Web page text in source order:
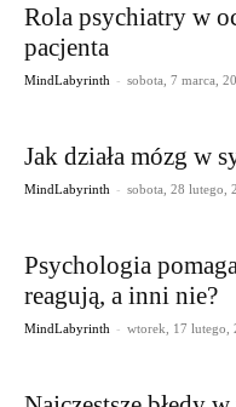
Rola psychiatry w
pacjenta
MindLabyrinth - sobota, 7 marca,
Jak działa mózg w
MindLabyrinth - sobota, 28 lutego,
Psychologia
reagują, a inni nie?
MindLabyrinth - wtorek, 17 lutego,